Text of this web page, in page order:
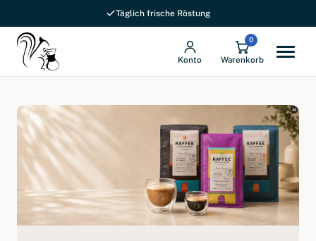
Täglich frische Röstung
Konto
0
Warenkorb